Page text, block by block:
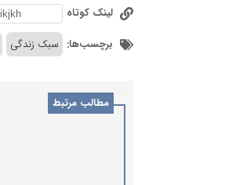
لینک کوتاه
برچسب‌ها: سبک زندگی
مطالب مرتبط